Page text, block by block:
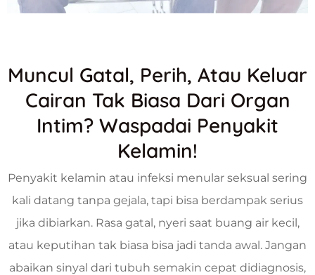
Muncul Gatal, Perih, Atau Keluar
Cairan Tak Biasa Dari Organ
Intim? Waspadai Penyakit
Kelamin!
Penyakit kelamin atau infeksi menular seksual sering
kali datang tanpa gejala, tapi bisa berdampak serius
jika dibiarkan. Rasa gatal, nyeri saat buang air kecil,
atau keputihan tak biasa bisa jadi tanda awal. Jangan
abaikan sinyal dari tubuh semakin cepat didiagnosis,